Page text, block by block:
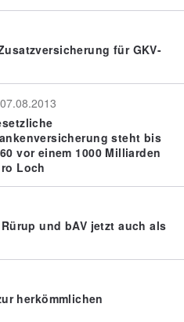
für GKV-
07.08.2013
steht bis
vor einem 1000 Milliarden
Loch
und bAV jetzt auch als
herkömmlichen